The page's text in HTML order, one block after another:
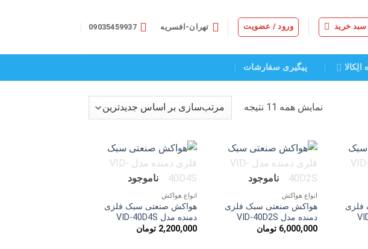
سبد خرید ورود / عضویت تهران-افسریه 09035459937
پیگیری سفارشات
نمایش همه 11 نتیجه
مرتب‌سازی
جدیدترین
ها
فلزی
ها
ناموجود
انواع هواکش
هواکش صنعتی سبک فلزی
دمنده مدل VID-40D2S
6,000,000 تومان
ها
ناموجود
انواع هواکش
هواکش صنعتی سبک فلزی
دمنده مدل VID-40D4S
2,200,000 تومان